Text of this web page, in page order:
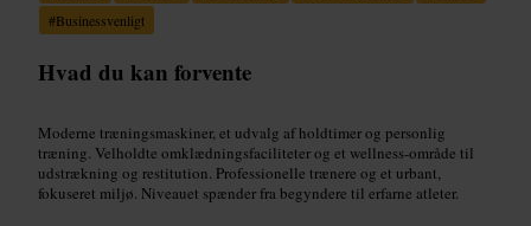
#Businessvenligt
Hvad du kan forvente
Moderne træningsmaskiner, et udvalg af holdtimer og personlig
træning. Velholdte omklædningsfaciliteter og et wellness-område til
udstrækning og restitution. Professionelle trænere og et urbant,
fokuseret miljø. Niveauet spænder fra begyndere til erfarne atleter.